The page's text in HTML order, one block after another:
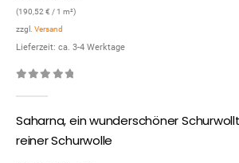
(190,52 € / 1 m²)
zzgl. Versand
Lieferzeit: ca. 3-4 Werktage
Saharna, ein wunderschöner
reiner Schurwolle